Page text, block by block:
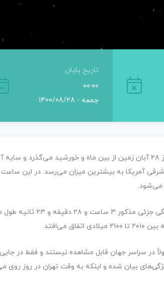
تاریخ پایان
00:00
جمعه - 1400/08/28
در نخستین ساعات روز ۲۸ آبان زمین از بین ماه و خورشید
می‌شود.
به گفته ناسا ماه
می‌افتد.
در سراسر جهان قابل مشاهده نیستند و فقط در
بیان شده و اینکه به وقت تهران در روز روی